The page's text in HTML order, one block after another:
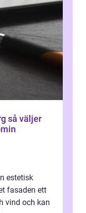
estetisk
fasaden ett
vind och kan